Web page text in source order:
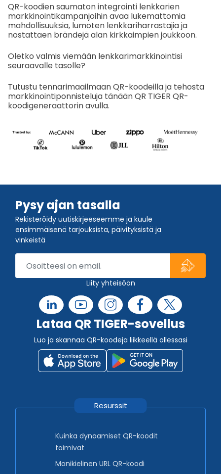
QR-koodien saumaton integrointi lenkkarien
markkinointikampanjoihin avaa lukemattomia
mahdollisuuksia, lumoten lenkkariharrastajia ja
nostattaen brändejä alan kirkkaimpien joukkoon.
Oletko valmis viemään lenkkarimarkkinointisi
seuraavalle tasolle?
Tutustu tennarimaailmaan QR-koodeilla ja tehosta
markkinointiponnisteluja tänään QR TIGER QR-
koodigeneraattorin avulla.
Pysy ajan tasalla
Rekisteröidy uutiskirjeeseemme ja kuule
ensimmäisenä tarjouksista, päivityksistä ja
vinkeistä
Liity yhteisöön
Lataa QR TIGER-sovellus
Luo ja skannaa QR-koodeja liikkeellä ollessasi
Resurssit
Kuinka dynaamiset QR-koodit
toimivat
Monikielinen URL QR-koodi